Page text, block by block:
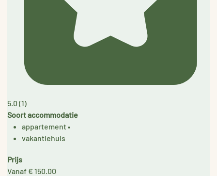
5.0 (1)
Soort accommodatie
appartement •
vakantiehuis
Prijs
Vanaf € 150.00